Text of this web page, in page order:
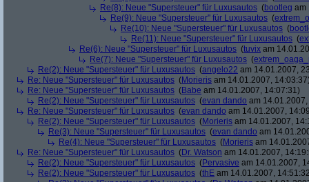
Re(8): Neue "Supersteuer" für Luxusautos (bootleg am
Re(9): Neue "Supersteuer" für Luxusautos (
Re(10): Neue "Supersteuer" für Luxusautos (
Re(11): Neue "Supersteuer" für Luxusautos (
Re(6): Neue "Supersteuer" für Luxusautos (tuvix am
Re(7): Neue "Supersteuer" für Luxusautos (
Re(2): Neue "Supersteuer" für Luxusautos (angelo22 am 14.01.2007,
Re: Neue "Supersteuer" für Luxusautos (Morieris am 14.01.2007,
Re: Neue "Supersteuer" für Luxusautos (Babe am 14.01.2007, 14:07:31)
Re(2): Neue "Supersteuer" für Luxusautos (evan dando am
Re: Neue "Supersteuer" für Luxusautos (evan dando am 14.01.2007,
Re(2): Neue "Supersteuer" für Luxusautos (Morieris am 14.01.2007,
Re(3): Neue "Supersteuer" für Luxusautos (evan dando am
Re(4): Neue "Supersteuer" für Luxusautos (Morieris am
Re: Neue "Supersteuer" für Luxusautos (Dr. Watson am 14.01.2007,
Re(2): Neue "Supersteuer" für Luxusautos (Pervasive am 14.01.2007,
Re(2): Neue "Supersteuer" für Luxusautos (thE am 14.01.2007,